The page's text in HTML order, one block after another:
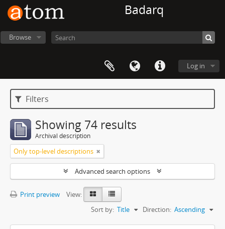
Badarq
Browse
Log in
Filters
Showing 74 results
Archival description
Only top-level descriptions
Advanced search options
Print preview
View:
Sort by: Title Direction: Ascending